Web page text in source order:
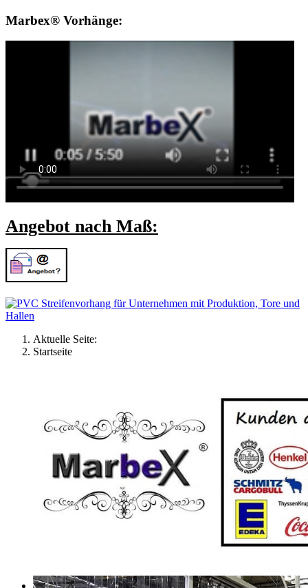
Marbex® Vorhänge:
Angebot nach Maß:
Aktuelle Seite:
Startseite